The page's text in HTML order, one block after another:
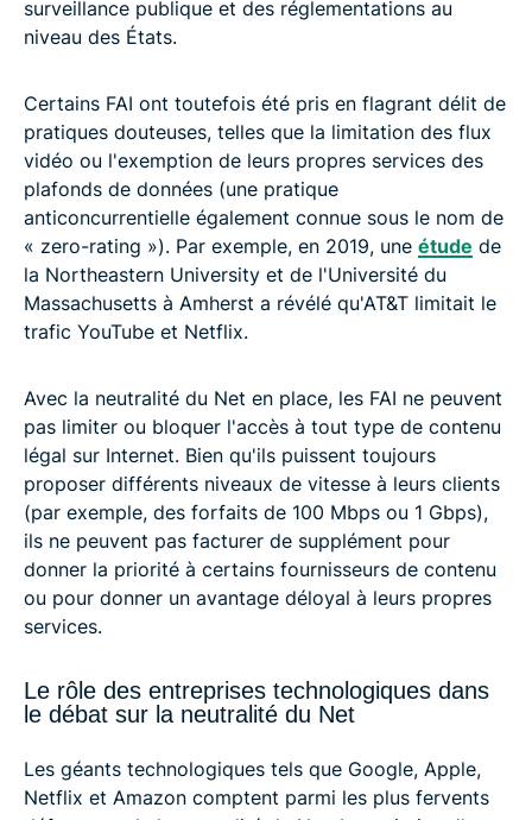
surveillance publique et des réglementations au
niveau des États.
Certains FAI ont toutefois été pris en flagrant délit de
pratiques douteuses, telles que la limitation des flux
vidéo ou l'exemption de leurs propres services des
plafonds de données (une pratique
anticoncurrentielle également connue sous le nom de
« zero-rating »). Par exemple, en 2019, une étude de
la Northeastern University et de l'Université du
Massachusetts à Amherst a révélé qu'AT&T limitait le
trafic YouTube et Netflix.
Avec la neutralité du Net en place, les FAI ne peuvent
pas limiter ou bloquer l'accès à tout type de contenu
légal sur Internet. Bien qu'ils puissent toujours
proposer différents niveaux de vitesse à leurs clients
(par exemple, des forfaits de 100 Mbps ou 1 Gbps),
ils ne peuvent pas facturer de supplément pour
donner la priorité à certains fournisseurs de contenu
ou pour donner un avantage déloyal à leurs propres
services.
Le rôle des entreprises technologiques dans
le débat sur la neutralité du Net
Les géants technologiques tels que Google, Apple,
Netflix et Amazon comptent parmi les plus fervents